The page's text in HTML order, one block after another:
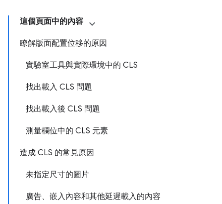
這個頁面中的內容
瞭解版面配置位移的原因
實驗室工具與實際環境中的 CLS
找出載入 CLS 問題
找出載入後 CLS 問題
測量欄位中的 CLS 元素
造成 CLS 的常見原因
未指定尺寸的圖片
廣告、嵌入內容和其他延遲載入的內容